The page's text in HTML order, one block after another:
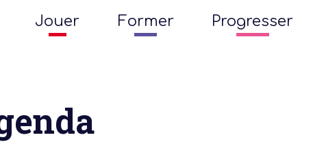
Jouer Former Progresser